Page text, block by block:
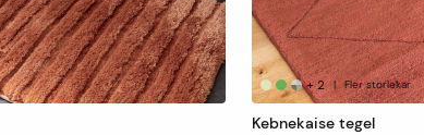
+2 | Fler storlekar
Kebnekaise tegel